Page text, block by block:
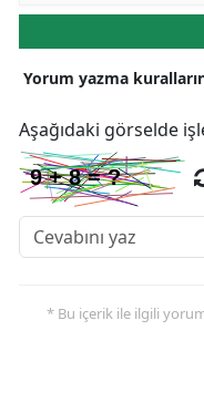
Yorum yazma
Aşağıdaki görselde
* Bu içerik ile ilgili